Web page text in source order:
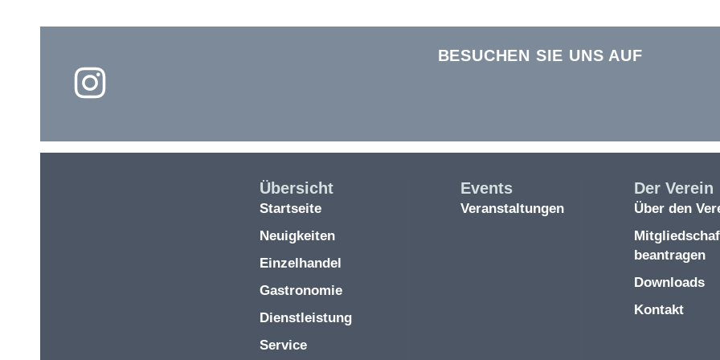
BESUCHEN SIE UNS AUF
Übersicht
Startseite
Neuigkeiten
Einzelhandel
Gastronomie
Dienstleistung
Service
Events
Veranstaltungen
Der Verein
Über den
beantragen
Downloads
Kontakt